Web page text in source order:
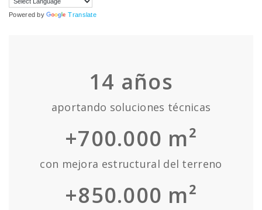
Powered by Translate
14 años
aportando soluciones técnicas
+700.000 m²
con mejora estructural del terreno
+850.000 m²